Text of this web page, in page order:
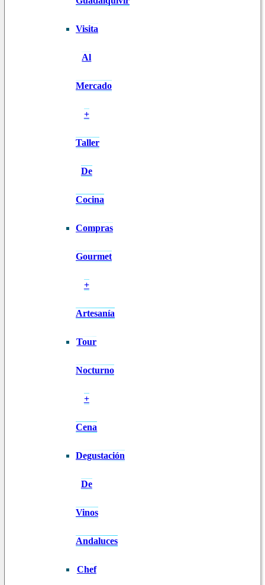
Visita
Al
Mercado
+
Taller
De
Cocina
Compras
Gourmet
+
Artesanía
Tour
Nocturno
+
Cena
Degustación
De
Vinos
Andaluces
Chef